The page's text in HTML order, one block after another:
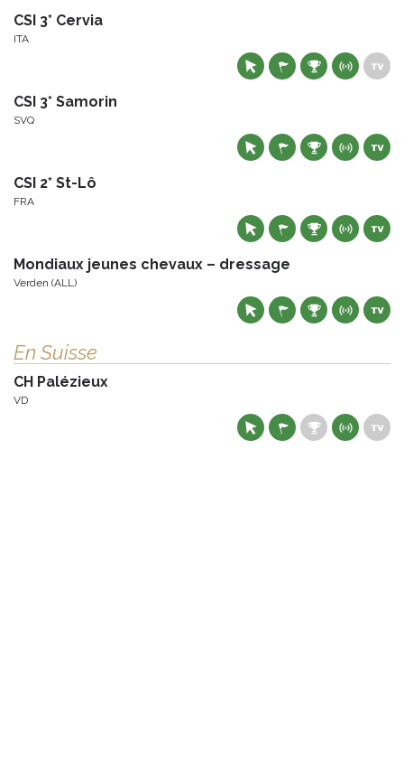
CSI 3* Cervia
ITA
CSI 3* Samorin
SVQ
CSI 2* St-Lô
FRA
Mondiaux jeunes chevaux – dressage
Verden (ALL)
En Suisse
CH Palézieux
VD